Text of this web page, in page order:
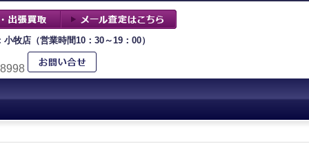
牧店（営業時間10：30～19：00）